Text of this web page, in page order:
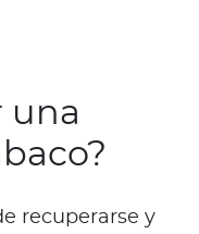
una
recuperarse y